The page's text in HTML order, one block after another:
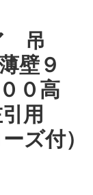
吊
壁９
０高
引用
ズ付）